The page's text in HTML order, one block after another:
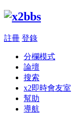
註冊 登錄
分欄模式
論壇
搜索
x2即時會友室
幫助
導航